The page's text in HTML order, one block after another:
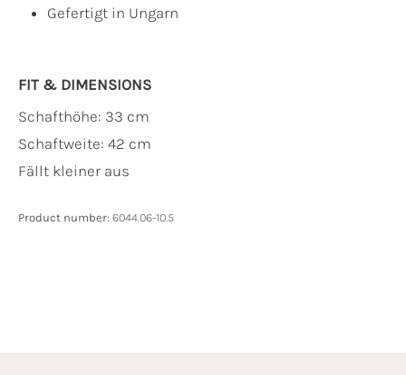
Gefertigt in Ungarn
FIT & DIMENSIONS
Schafthöhe: 33 cm
Schaftweite: 42 cm
Fällt kleiner aus
Product number: 6044.06-10.5